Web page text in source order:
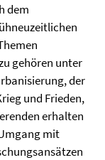
dem
gehören unter
der
und Frieden,
erhalten
mit